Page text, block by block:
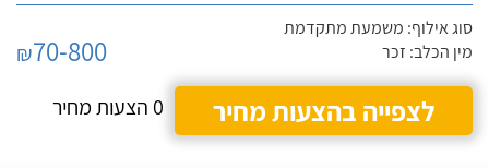
סוג אילוף: משמעת מתקדמת
מין הכלב: זכר
₪70-800
לצפייה בהצעות מחיר
0 הצעות מחיר